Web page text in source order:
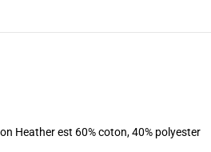
Heather est 60% coton, 40% polyester